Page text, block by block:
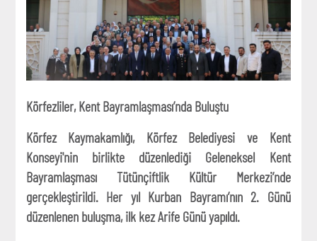
Körfezliler, Kent Bayramlaşması’nda Buluştu
Körfez Kaymakamlığı, Körfez Belediyesi ve Kent
Konseyi'nin birlikte düzenlediği Geleneksel Kent
Bayramlaşması Tütünçiftlik Kültür Merkezi’nde
gerçekleştirildi. Her yıl Kurban Bayramı’nın 2. Günü
düzenlenen buluşma, ilk kez Arife Günü yapıldı.